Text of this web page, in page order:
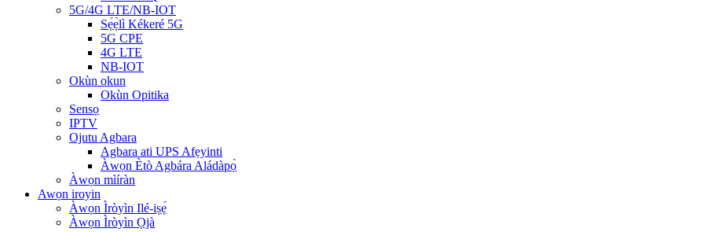
5G/4G LTE/NB-IOT
Sẹ́ẹ̀lì Kékeré 5G
5G CPE
4G LTE
NB-IOT
Okùn okun
Okùn Opitika
Sensọ
IPTV
Ojutu Agbara
Agbara ati UPS Afẹyinti
Àwọn Ètò Agbára Aládàpọ̀
Àwọn mìíràn
Awọn iroyin
Àwọn Ìròyìn Ilé-iṣẹ́
Àwọn Ìròyìn Ọjà